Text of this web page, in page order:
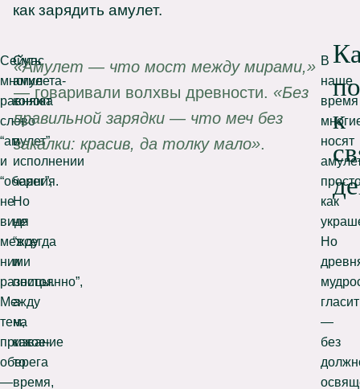
как зарядить амулет.
Сейчас
многие
равняют
слово
“амулет”
и
“оберег”,
не
видя
между
ними
разницы.
Между
тем,
призвание
оберега
—
Суть
амулета-
конока
—
в
исполнении
чаяния.
Но
не
“всегда
и
постоянно”,
а
на
какое-
то
время,
«Амулет — что мост между мирами,»
— говаривали волхвы древности. «Без
правильной зарядки — что меч без
закалки: красив, да толку мало».
В
наше
время
носят
как
Но
гласит
—
без
к